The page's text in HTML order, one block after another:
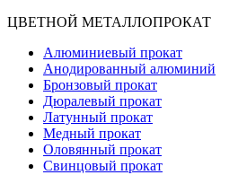
ЦВЕТНОЙ МЕТАЛЛОПРОКАТ
Алюминиевый прокат
Анодированный алюминий
Бронзовый прокат
Дюралевый прокат
Латунный прокат
Медный прокат
Оловянный прокат
Свинцовый прокат